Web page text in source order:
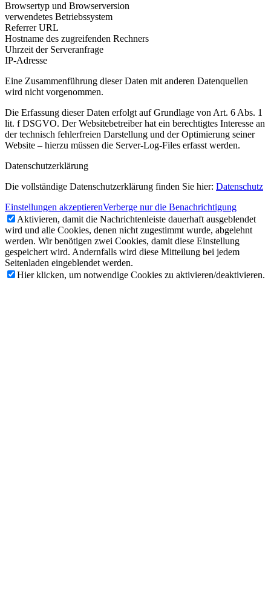
Browsertyp und Browserversion
verwendetes Betriebssystem
Referrer URL
Hostname des zugreifenden Rechners
Uhrzeit der Serveranfrage
IP-Adresse
Eine Zusammenführung dieser Daten mit anderen Datenquellen
wird nicht vorgenommen.
Die Erfassung dieser Daten erfolgt auf Grundlage von Art. 6 Abs. 1
lit. f DSGVO. Der Websitebetreiber hat ein berechtigtes Interesse an
der technisch fehlerfreien Darstellung und der Optimierung seiner
Website – hierzu müssen die Server-Log-Files erfasst werden.
Datenschutzerklärung
Die vollständige Datenschutzerklärung finden Sie hier: Datenschutz
Einstellungen akzeptierenVerberge nur die Benachrichtigung
Aktivieren, damit die Nachrichtenleiste dauerhaft ausgeblendet
wird und alle Cookies, denen nicht zugestimmt wurde, abgelehnt
werden. Wir benötigen zwei Cookies, damit diese Einstellung
gespeichert wird. Andernfalls wird diese Mitteilung bei jedem
Seitenladen eingeblendet werden.
Hier klicken, um notwendige Cookies zu aktivieren/deaktivieren.